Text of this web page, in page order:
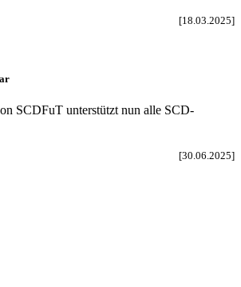
[18.03.2025]
SCDFuT unterstützt nun alle SCD-
[30.06.2025]